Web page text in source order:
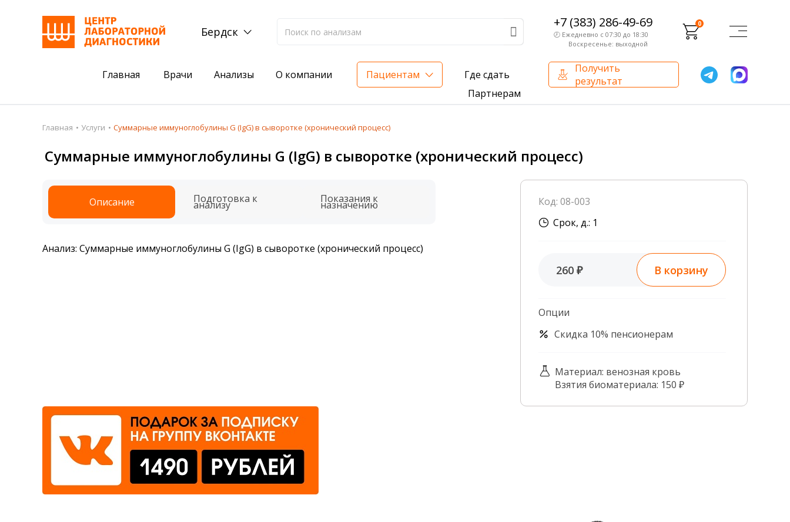
Бердск
+7 (383) 286-49-69
🕗 Ежедневно с 07:30 до 18:30
Воскресенье: выходной
0
Главная Врачи Анализы О компании Пациентам
Где сдать
Партнерам
Получить
результат
Пациентам
Акции
Подготовка к анализам
Получить результаты
Налоговый вычет
Акции
Комплексный анализ на жирорастворимые витамины — всего 3 999 ₽
Сдать клеща на анализ для проверки на наличие инфекций
Сертификаты и лицензии
Внутренний аудит
Сотрудники лаборатории
Главная Услуги Суммарные иммуноглобулины G (IgG) в сыворотке (хронический процесс)
Суммарные иммуноглобулины G (IgG) в сыворотке (хронический процесс)
Описание Подготовка к
анализу Показания к
назначению
Анализ: Суммарные иммуноглобулины G (IgG) в сыворотке (хронический процесс)
Код: 08-003
Срок, д.: 1
260 ₽ В корзину
Опции
Скидка 10% пенсионерам
Материал: венозная кровь
Взятия биоматериала: 150 ₽